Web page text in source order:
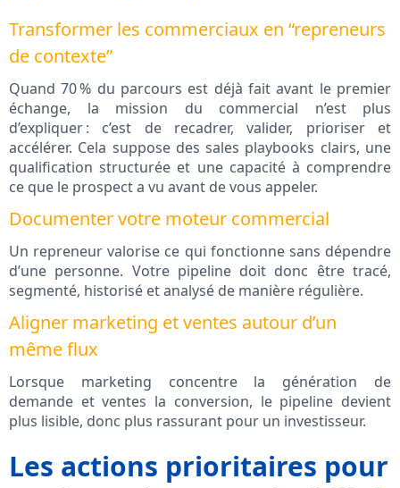
Transformer les commerciaux en “repreneurs
de contexte”
Quand 70 % du parcours est déjà fait avant le premier
échange, la mission du commercial n’est plus
d’expliquer : c’est de recadrer, valider, prioriser et
accélérer. Cela suppose des sales playbooks clairs, une
qualification structurée et une capacité à comprendre
ce que le prospect a vu avant de vous appeler.
Documenter votre moteur commercial
Un repreneur valorise ce qui fonctionne sans dépendre
d’une personne. Votre pipeline doit donc être tracé,
segmenté, historisé et analysé de manière régulière.
Aligner marketing et ventes autour d’un
même flux
Lorsque marketing concentre la génération de
demande et ventes la conversion, le pipeline devient
plus lisible, donc plus rassurant pour un investisseur.
Les actions prioritaires pour